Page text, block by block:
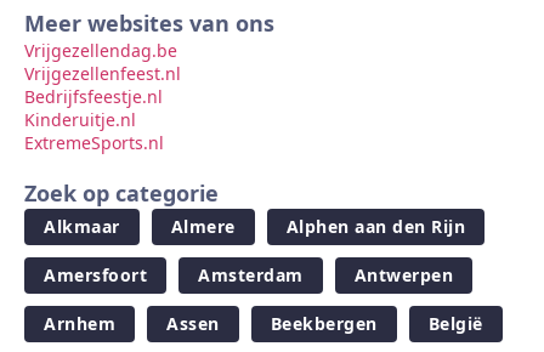
Meer websites van ons
Vrijgezellendag.be
Vrijgezellenfeest.nl
Bedrijfsfeestje.nl
Kinderuitje.nl
ExtremeSports.nl
Zoek op categorie
Alkmaar Almere Alphen aan den Rijn
Amersfoort Amsterdam Antwerpen
Arnhem Assen Beekbergen België